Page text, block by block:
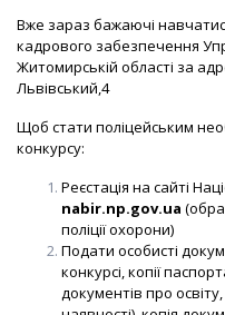
Вже зараз бажаючі
кадрового забезпечення
Житомирській області за
Львівський,4
Щоб стати поліцейським
конкурсу:
Реєстація на сайті
nabir.np.gov.ua
поліції охорони)
Подати особисті
конкурсі, копії
документів про